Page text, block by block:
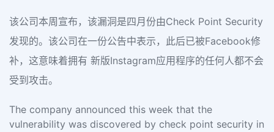
该公司本周宣布，该漏洞是四月份由Check Point Security
发现的。该公司在一份公告中表示，此后已被Facebook修
补，这意味着拥有 新版Instagram应用程序的任何人都不会
受到攻击。
The company announced this week that the
vulnerability was discovered by check point security in